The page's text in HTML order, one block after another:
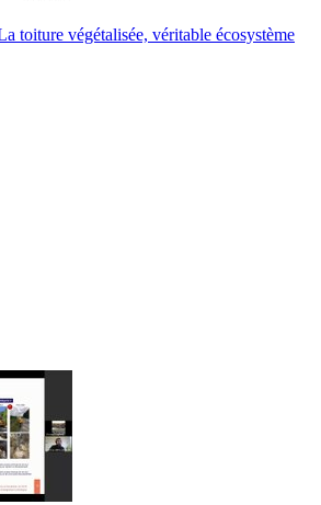
toiture végétalisée, véritable écosystème